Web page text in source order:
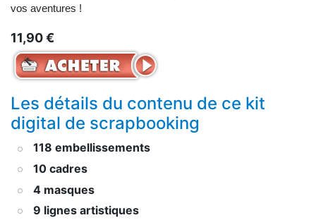
vos aventures !
11,90 €
Les détails du contenu de ce kit
digital de scrapbooking
118 embellissements
10 cadres
4 masques
9 lignes artistiques